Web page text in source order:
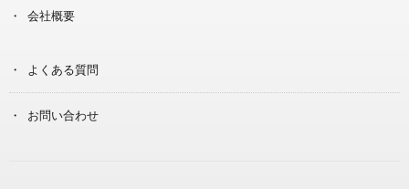
会社概要
よくある質問
お問い合わせ